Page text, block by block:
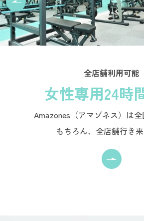
全店舗利用可能
女性専用24時
Amazones（アマゾネス）は全
もちろん、全店舗行き来